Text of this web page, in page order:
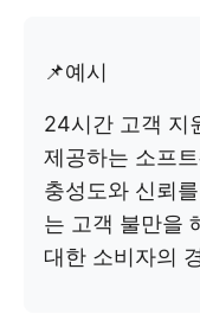
📌예시
24시간 고객 지
제공하는 소프
충성도와 신뢰
는 고객 불만을
대한 소비자의